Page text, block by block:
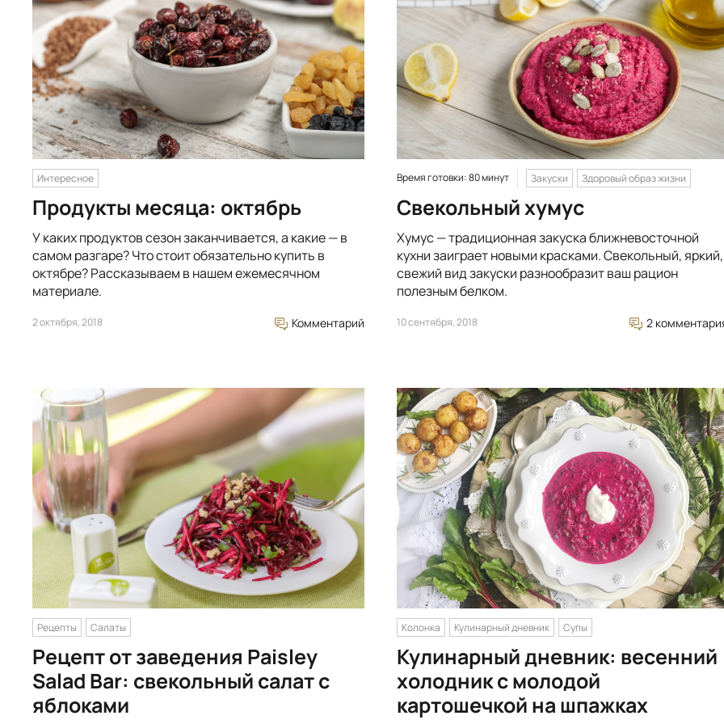
Интересное
Продукты месяца: октябрь
У каких продуктов сезон заканчивается, а какие — в
самом разгаре? Что стоит обязательно купить в
октябре? Рассказываем в нашем ежемесячном
материале.
2 октября, 2018 Комментарий
Время готовки: 80 минут Закуски Здоровый образ жизни
Свекольный хумус
Хумус — традиционная закуска ближневосточной
кухни заиграет новыми красками. Свекольный, яркий,
свежий вид закуски разнообразит ваш рацион
полезным белком.
10 сентября, 2018 2
Рецепты Салаты
Рецепт от заведения Paisley
Salad Bar: свекольный салат с
яблоками
Колонка Кулинарный дневник Супы
Кулинарный дневник: весенний
холодник с молодой
картошечкой на шпажках